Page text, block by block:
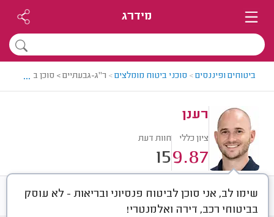
מידרג
ביטוחים ופיננסים> סוכני ביטוח מומלצים> ר"ג-גבעתיים > סוכן ביטוח
...
רענן
ציון כללי
9.87
חוות דעת
15
שימו לב, אני סוכן לביטוח פנסיוני ובריאות - לא עוסק
בביטוחי רכב, דירה ואלמנטרי!
חוות דעת ממוצע רישוי ותעודות